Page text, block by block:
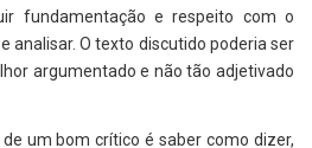
fundamentação e respeito com o
analisar. O texto discutido poderia ser
argumentado e não tão adjetivado
um bom crítico é saber como dizer,